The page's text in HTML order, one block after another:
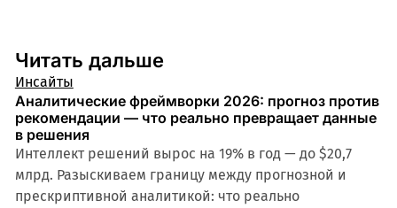
Читать дальше
Инсайты
Аналитические фреймворки 2026: прогноз против
рекомендации — что реально превращает данные
в решения
Интеллект решений вырос на 19% в год — до $20,7
млрд. Разыскиваем границу между прогнозной и
прескриптивной аналитикой: что реально